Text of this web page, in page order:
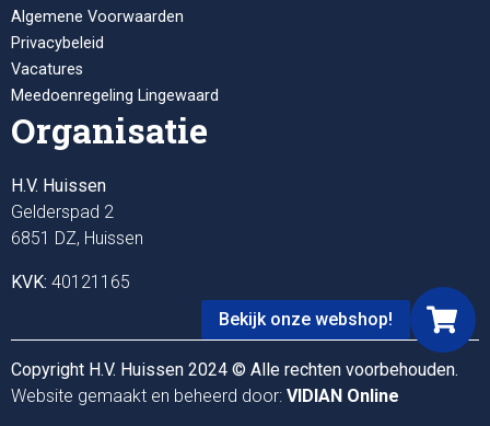
Bekijk onze webshop!
Algemene Voorwaarden
Privacybeleid
Vacatures
Meedoenregeling Lingewaard
Organisatie
H.V. Huissen
Gelderspad 2
6851 DZ, Huissen
KVK: 40121165
Copyright H.V. Huissen 2024 © Alle rechten voorbehouden.
Website gemaakt en beheerd door: VIDIAN Online